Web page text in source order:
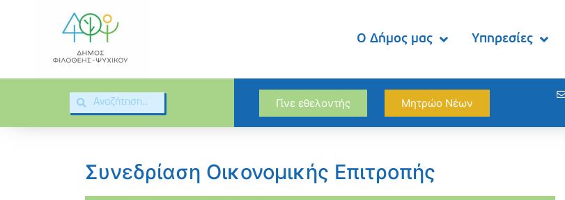
Ο Δήμος μας Υπηρεσίες
Γίνε εθελοντής Μητρώο Νέων
Συνεδρίαση Οικονομικής Επιτροπής